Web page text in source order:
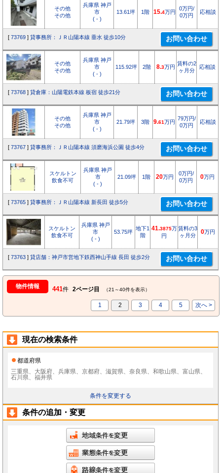
その他
その他
兵庫県 神戸
市
( - )
13.61坪 1階 15.4万円
0万円/
0万円
応相談
[ 73769 ] 貸事務所：ＪＲ山陽本線 垂水 徒歩10分
その他
その他
兵庫県 神戸
市
( - )
115.92坪 2階 8.3万円
賃料の2
ヶ月分
応相談
[ 73768 ] 貸倉庫：山陽電鉄本線 板宿 徒歩21分
その他
その他
兵庫県 神戸
市
( - )
21.79坪 3階 9.61万円
79万円/
0万円
応相談
[ 73767 ] 貸事務所：ＪＲ山陽本線 須磨海浜公園 徒歩4分
スケルトン
飲食不可
兵庫県 神戸
市
( - )
21.09坪 1階 20万円
0万円/
0万円
0万円
[ 73765 ] 貸事務所：ＪＲ山陽本線 新長田 徒歩5分
スケルトン
飲食不可
兵庫県 神戸
市
( - )
53.75坪
地下1
階
41.3875万
円
賃料の3
ヶ月分
0万円
[ 73763 ] 貸店舗：神戸市営地下鉄西神山手線 長田 徒歩2分
物件情報 441件 2ページ目 （21～40件を表示）
1 2 3 4 5 次へ >
現在の検索条件
都道府県
三重県、大阪府、兵庫県、京都府、滋賀県、奈良県、和歌山県、富山県、
石川県、福井県
条件を変更する
条件の追加・変更